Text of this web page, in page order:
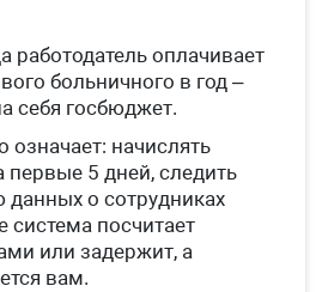
работодатель оплачивает
больничного в год –
себя госбюджет.
означает: начислять
первые 5 дней, следить
данных о сотрудниках
система посчитает
или задержит, а
вам.